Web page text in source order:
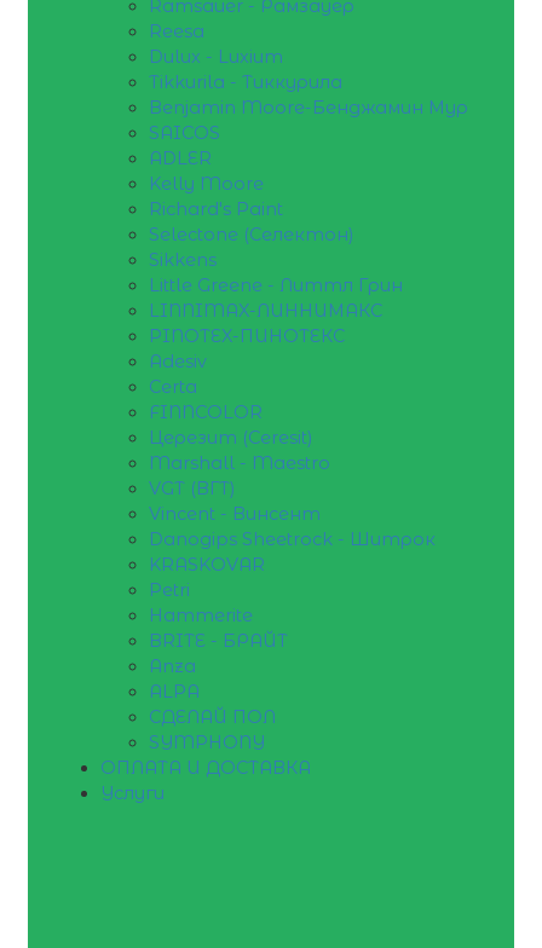
Ramsauer - Рамзауер
Reesa
Dulux - Luxium
Tikkurila - Тиккурила
Benjamin Moore-Бенджамин Мур
SAICOS
ADLER
Kelly Moore
Richard's Paint
Selectone (Селектон)
Sikkens
Little Greene - Литтл Грин
LINNIMAX-ЛИННИМАКС
PINOTEX-ПИНОТЕКС
Adesiv
Certa
FINNCOLOR
Церезит (Ceresit)
Marshall - Maestro
VGT (ВГТ)
Vincent - Винсент
Danogips Sheetrock - Шитрок
KRASKOVAR
Petri
Hammerite
BRITE - БРАЙТ
Anza
ALPA
СДЕЛАЙ ПОЛ
SYMPHONY
ОПЛАТА И ДОСТАВКА
Услуги